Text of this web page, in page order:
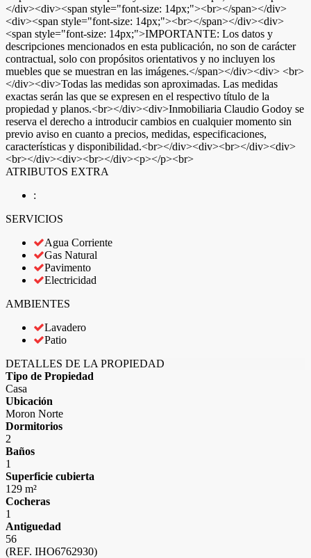
</div><div><span style="font-size: 14px;"><br></span></div>
<div><span style="font-size: 14px;"><br></span></div><div>
<span style="font-size: 14px;">IMPORTANTE: Los datos y
descripciones mencionados en esta publicación, no son de carácter
contractual, solo con propósitos orientativos y no incluyen los
muebles que se muestran en las imágenes.</span></div><div> <br>
</div><div>Todas las medidas son aproximadas. Las medidas
exactas serán las que se expresen en el respectivo título de la
propiedad y planos.<br></div><div>Inmobiliaria Claudio Godoy se
reserva el derecho a introducir cambios en cualquier momento sin
previo aviso en cuanto a precios, medidas, especificaciones,
características y disponibilidad.<br></div><div><br></div><div>
<br></div><div><br></div><p></p><br>
ATRIBUTOS EXTRA
:
SERVICIOS
Agua Corriente
Gas Natural
Pavimento
Electricidad
AMBIENTES
Lavadero
Patio
DETALLES DE LA PROPIEDAD
Tipo de Propiedad
Casa
Ubicación
Moron Norte
Dormitorios
2
Baños
1
Superficie cubierta
129 m²
Cocheras
1
Antiguedad
56
(REF. IHO6762930)